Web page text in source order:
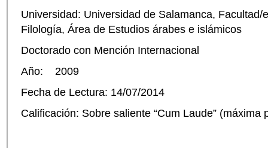
Universidad: Universidad de Salamanca, Facultad/
Filología, Área de Estudios árabes e islámicos
Doctorado con Mención Internacional
Año:
2009
Fecha de Lectura: 14/07/2014
Calificación: Sobre saliente “Cum Laude” (máxima